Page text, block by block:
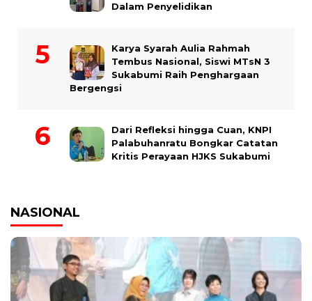
Dalam Penyelidikan
Karya Syarah Aulia Rahmah
Tembus Nasional, Siswi MTsN 3
Sukabumi Raih Penghargaan
Bergengsi
Dari Refleksi hingga Cuan, KNPI
Palabuhanratu Bongkar Catatan
Kritis Perayaan HJKS Sukabumi
NASIONAL